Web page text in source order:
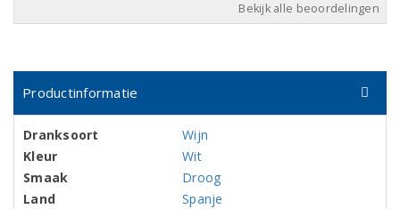
Bekijk alle beoordelingen
Productinformatie
Dranksoort
Wijn
Kleur
Wit
Smaak
Droog
Land
Spanje